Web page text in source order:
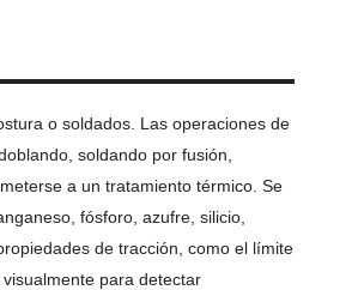
o soldados. Las operaciones de
soldando por fusión,
a un tratamiento térmico.Se
fósforo, azufre, silicio,
de tracción, como el límite
para detectar